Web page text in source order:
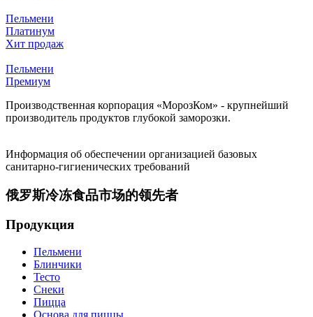
Пельмени
Платинум
Хит продаж
Пельмени
Премиум
Производственная корпорация «МорозКом» - крупнейший
производитель продуктов глубокой заморозки.
Информация об обеспечении организацией базовых
санитарно-гигиенических требований
俄罗斯冷冻食品市场的领先者
Продукция
Пельмени
Блинчики
Тесто
Снеки
Пицца